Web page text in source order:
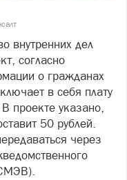
внутренних дел
согласно
о гражданах
в себя плату
проекте указано,
50 рублей.
через